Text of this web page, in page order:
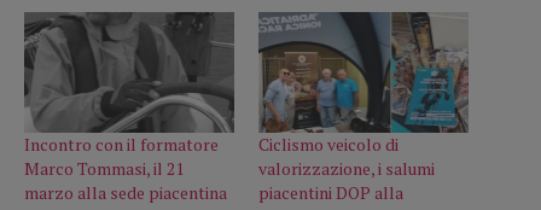
Incontro con il formatore
Marco Tommasi, il 21
marzo alla sede piacentina
Ciclismo veicolo di
valorizzazione, i salumi
piacentini DOP alla